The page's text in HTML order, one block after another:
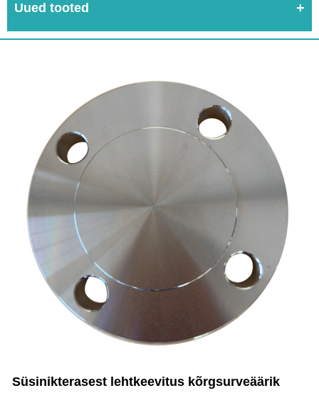
Uued tooted
Süsinikterasest lehtkeevitus kõrgsurveäärik